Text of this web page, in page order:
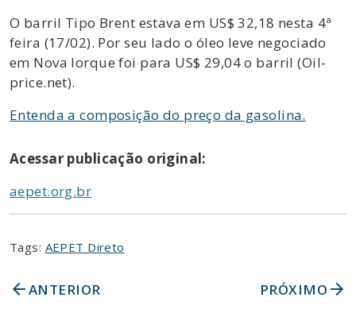
O barril Tipo Brent estava em US$ 32,18 nesta 4ª
feira (17/02). Por seu lado o óleo leve negociado
em Nova Iorque foi para US$ 29,04 o barril (Oil-
price.net).
Entenda a composição do preço da gasolina.
Acessar publicação original:
aepet.org.br
Tags: AEPET Direto
arrow_backANTERIOR PRÓXIMO arrow_forward